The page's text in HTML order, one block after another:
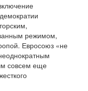
режимом,
Евросоюз «не
совсем еще